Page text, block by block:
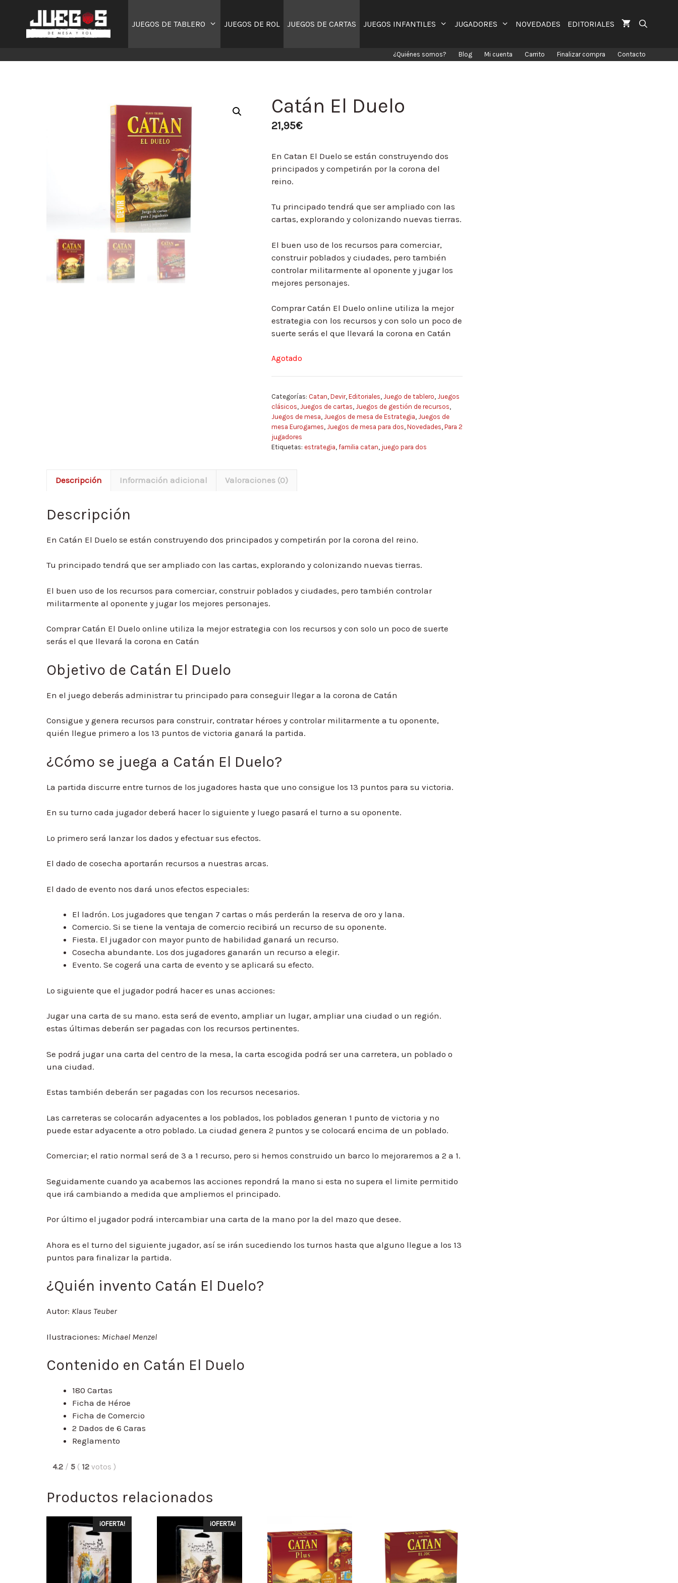
contenido
JUEGOS DE TABLERO JUEGOS DE ROL JUEGOS DE CARTAS JUEGOS INFANTILES JUGADORES NOVEDADES EDITORIALES
¿Quiénes somos? Blog Mi cuenta Carrito Finalizar compra Contacto
Catán El Duelo
21,95€
En Catan El Duelo se están construyendo dos
principados y competirán por la corona del
reino.
Tu principado tendrá que ser ampliado con las
cartas, explorando y colonizando nuevas tierras.
El buen uso de los recursos para comerciar,
construir poblados y ciudades, pero también
controlar militarmente al oponente y jugar los
mejores personajes.
Comprar Catán El Duelo online utiliza la mejor
estrategia con los recursos y con solo un poco de
suerte serás el que llevará la corona en Catán
Agotado
Categorías: Catan, Devir, Editoriales, Juego de tablero, Juegos
clásicos, Juegos de cartas, Juegos de gestión de recursos,
Juegos de mesa, Juegos de mesa de Estrategia, Juegos de
mesa Eurogames, Juegos de mesa para dos, Novedades, Para 2
jugadores
Etiquetas: estrategia, familia catan, juego para dos
Descripción Información adicional Valoraciones (0)
Descripción
En Catán El Duelo se están construyendo dos principados y competirán por la corona del reino.
Tu principado tendrá que ser ampliado con las cartas, explorando y colonizando nuevas tierras.
El buen uso de los recursos para comerciar, construir poblados y ciudades, pero también controlar
militarmente al oponente y jugar los mejores personajes.
Comprar Catán El Duelo online utiliza la mejor estrategia con los recursos y con solo un poco de suerte
serás el que llevará la corona en Catán
Objetivo de Catán El Duelo
En el juego deberás administrar tu principado para conseguir llegar a la corona de Catán
Consigue y genera recursos para construir, contratar héroes y controlar militarmente a tu oponente,
quién llegue primero a los 13 puntos de victoria ganará la partida.
¿Cómo se juega a Catán El Duelo?
La partida discurre entre turnos de los jugadores hasta que uno consigue los 13 puntos para su victoria.
En su turno cada jugador deberá hacer lo siguiente y luego pasará el turno a su oponente.
Lo primero será lanzar los dados y efectuar sus efectos.
El dado de cosecha aportarán recursos a nuestras arcas.
El dado de evento nos dará unos efectos especiales:
El ladrón. Los jugadores que tengan 7 cartas o más perderán la reserva de oro y lana.
Comercio. Si se tiene la ventaja de comercio recibirá un recurso de su oponente.
Fiesta. El jugador con mayor punto de habilidad ganará un recurso.
Cosecha abundante. Los dos jugadores ganarán un recurso a elegir.
Evento. Se cogerá una carta de evento y se aplicará su efecto.
Lo siguiente que el jugador podrá hacer es unas acciones:
Jugar una carta de su mano. esta será de evento, ampliar un lugar, ampliar una ciudad o un región.
estas últimas deberán ser pagadas con los recursos pertinentes.
Se podrá jugar una carta del centro de la mesa, la carta escogida podrá ser una carretera, un poblado o
una ciudad.
Estas también deberán ser pagadas con los recursos necesarios.
Las carreteras se colocarán adyacentes a los poblados, los poblados generan 1 punto de victoria y no
puede estar adyacente a otro poblado. La ciudad genera 2 puntos y se colocará encima de un poblado.
Comerciar; el ratio normal será de 3 a 1 recurso, pero si hemos construido un barco lo mejoraremos a 2 a 1.
Seguidamente cuando ya acabemos las acciones repondrá la mano si esta no supera el limite permitido
que irá cambiando a medida que ampliemos el principado.
Por último el jugador podrá intercambiar una carta de la mano por la del mazo que desee.
Ahora es el turno del siguiente jugador, así se irán sucediendo los turnos hasta que alguno llegue a los 13
puntos para finalizar la partida.
¿Quién invento Catán El Duelo?
Autor: Klaus Teuber
Ilustraciones: Michael Menzel
Contenido en Catán El Duelo
180 Cartas
Ficha de Héroe
Ficha de Comercio
2 Dados de 6 Caras
Reglamento
4.2 / 5 ( 12 votos )
Productos relacionados
¡OFERTA! ¡OFERTA!